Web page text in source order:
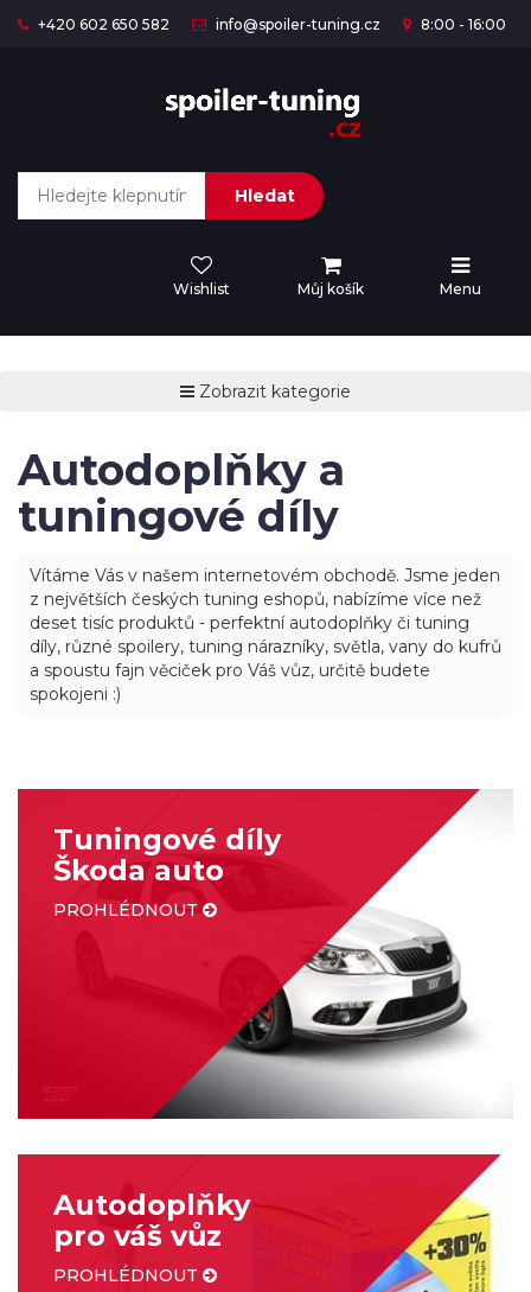
+420 602 650 582 info@spoiler-tuning.cz 8:00 - 16:00
Hledat
Wishlist Můj košík Menu
Zobrazit kategorie
Autodoplňky a
tuningové díly
Vítáme Vás v našem internetovém obchodě. Jsme jeden
z největších českých tuning eshopů, nabízíme více než
deset tisíc produktů - perfektní autodoplňky či tuning
díly, různé spoilery, tuning nárazníky, světla, vany do kufrů
a spoustu fajn věciček pro Váš vůz, určitě budete
spokojeni :)
Tuningové díly
Škoda auto
PROHLÉDNOUT
Autodoplňky
pro váš vůz
PROHLÉDNOUT